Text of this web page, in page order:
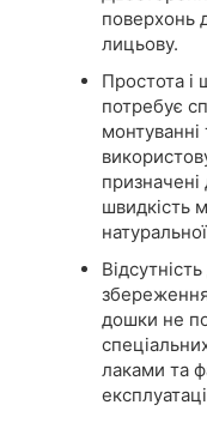
поверхонь
лицьову.
Простота і
потребує
швидкість
дошки не
лаками та